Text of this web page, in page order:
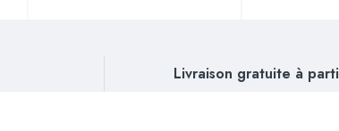
Livraison gratuite à